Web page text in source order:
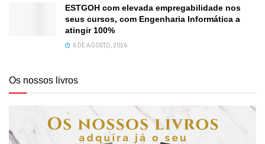
ESTGOH com elevada empregabilidade nos
seus cursos, com Engenharia Informática a
atingir 100%
6 DE AGOSTO, 2026
Os nossos livros